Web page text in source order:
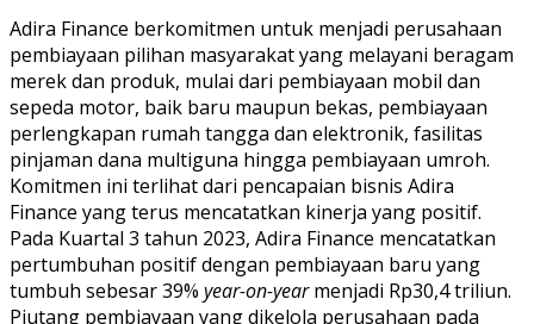
Adira Finance berkomitmen untuk menjadi perusahaan
pembiayaan pilihan masyarakat yang melayani beragam
merek dan produk, mulai dari pembiayaan mobil dan
sepeda motor, baik baru maupun bekas, pembiayaan
perlengkapan rumah tangga dan elektronik, fasilitas
pinjaman dana multiguna hingga pembiayaan umroh.
Komitmen ini terlihat dari pencapaian bisnis Adira
Finance yang terus mencatatkan kinerja yang positif.
Pada Kuartal 3 tahun 2023, Adira Finance mencatatkan
pertumbuhan positif dengan pembiayaan baru yang
tumbuh sebesar 39% year-on-yearmenjadi Rp30,4 triliun.
Piutang pembiayaan yang dikelola perusahaan pada